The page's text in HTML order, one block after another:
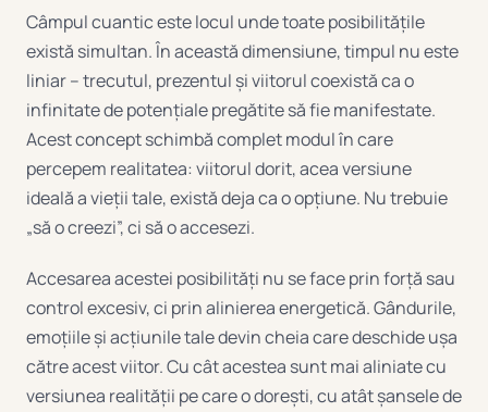
Câmpul cuantic este locul unde toate posibilitățile
există simultan. În această dimensiune, timpul nu este
liniar – trecutul, prezentul și viitorul coexistă ca o
infinitate de potențiale pregătite să fie manifestate.
Acest concept schimbă complet modul în care
percepem realitatea: viitorul dorit, acea versiune
ideală a vieții tale, există deja ca o opțiune. Nu trebuie
„să o creezi”, ci să o accesezi.
Accesarea acestei posibilități nu se face prin forță sau
control excesiv, ci prin alinierea energetică. Gândurile,
emoțiile și acțiunile tale devin cheia care deschide ușa
către acest viitor. Cu cât acestea sunt mai aliniate cu
versiunea realității pe care o dorești, cu atât șansele de